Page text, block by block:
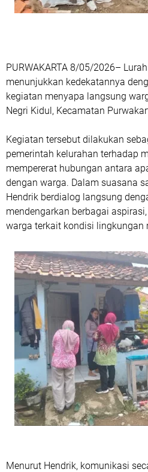
PURWAKARTA 8/05/2026–
menunjukkan kedekatannya
kegiatan menyapa langsung
Negri Kidul, Kecamatan
Kegiatan tersebut dilakukan
pemerintah kelurahan terhadap
mempererat hubungan antara
dengan warga. Dalam suasana
Hendrik berdialog langsung
mendengarkan berbagai
warga terkait kondisi lingkungan
Menurut Hendrik, komunikasi